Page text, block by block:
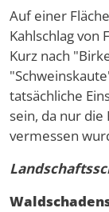
Auf einer
Kahlschlag von
Kurz nach
tatsächliche
sein, da nur die
vermessen